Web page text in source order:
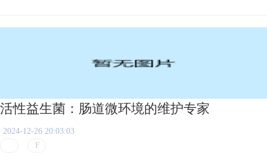
活性益生菌：肠道微环境的维护专家
2024-12-26 20:03:03